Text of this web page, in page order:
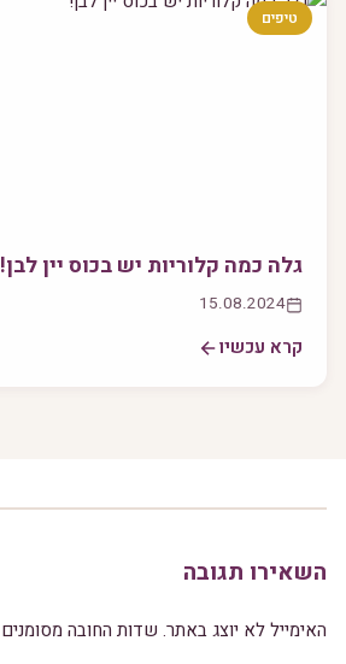
טיפים
גלה כמה קלוריות יש בכוס יין לבן!
15.08.2024
קרא עכשיו
השאירו תגובה
האימייל לא יוצג באתר. שדות החובה מסומנים